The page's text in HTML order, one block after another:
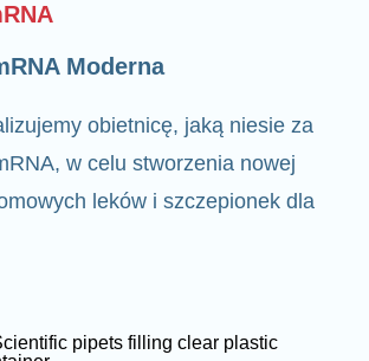
Moderna
obietnicę, jaką niesie za
w celu stworzenia nowej
leków i szczepionek dla